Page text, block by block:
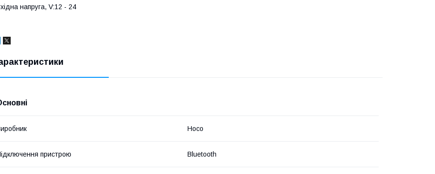
напруга, V:12 - 24
Hoco
пристрою Bluetooth